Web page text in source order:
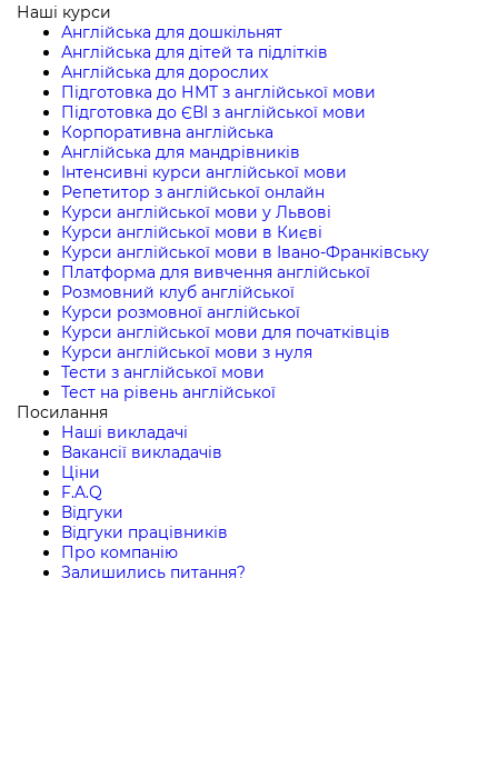
Наші курси
Англійська для дошкільнят
Англійська для дітей та підлітків
Англійська для дорослих
Підготовка до НМТ з англійської мови
Підготовка до ЄВІ з англійської мови
Корпоративна англійська
Англійська для мандрівників
Інтенсивні курси англійської мови
Репетитор з англійської онлайн
Курси англійської мови у Львові
Курси англійської мови в Києві
Курси англійської мови в Івано-Франківську
Платформа для вивчення англійської
Розмовний клуб англійської
Курси розмовної англійської
Курси англійської мови для початківців
Курси англійської мови з нуля
Тести з англійської мови
Тест на рівень англійської
Посилання
Наші викладачі
Вакансії викладачів
Ціни
F.A.Q
Відгуки
Відгуки працівників
Про компанію
Залишились питання?